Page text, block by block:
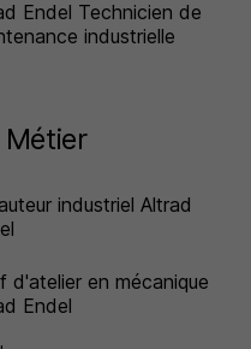
Endel Technicien de
industrielle
industriel Altrad
d'atelier en mécanique
Endel